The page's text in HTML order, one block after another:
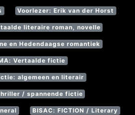
Voorlezer: Erik van der Horst
literaire roman, novelle
en Hedendaagse romantiek
Vertaalde fictie
algemeen en literair
/ spannende fictie
BISAC: FICTION / Literary